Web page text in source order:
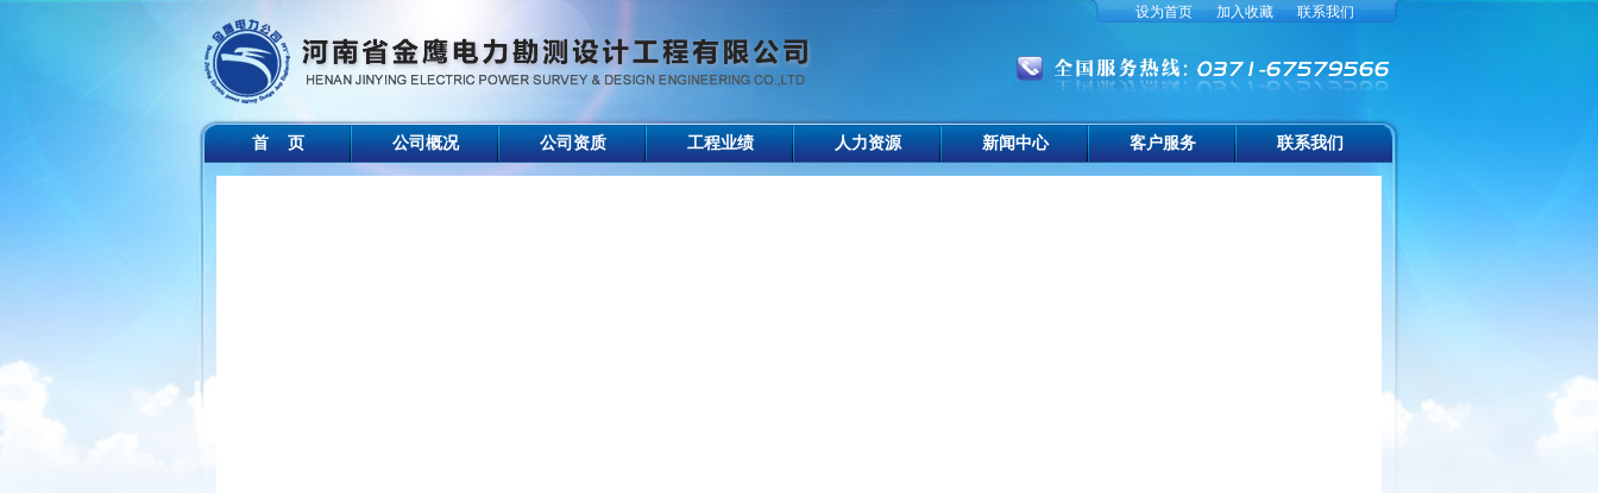
设为首页 加入收藏 联系我们
首 页 公司概况 公司资质 工程业绩 人力资源 新闻中心 客户服务 联系我们